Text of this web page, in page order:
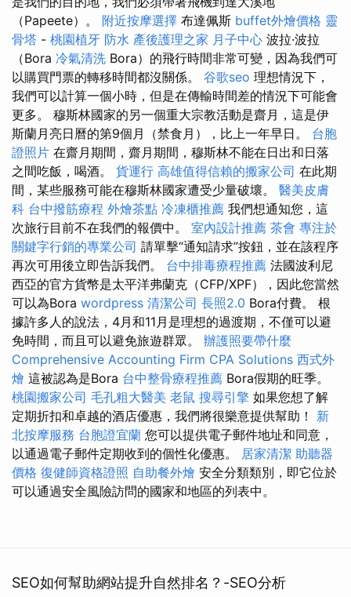
（Papeete）。 附近按摩選擇 布達佩斯 buffet外燴價格 靈
骨塔 - 桃園植牙 防水 產後護理之家 月子中心 波拉·波拉
（Bora 冷氣清洗 Bora）的飛行時間非常可變，因為我們可
以購買門票的轉移時間都沒關係。 谷歌seo 理想情況下，
我們可以計算一個小時，但是在傳輸時間差的情況下可能會
更多。 穆斯林國家的另一個重大宗教活動是齋月，這是伊
斯蘭月亮日曆的第9個月（禁食月），比上一年早日。 台胞
證照片 在齋月期間，齋月期間，穆斯林不能在日出和日落
之間吃飯，喝酒。 貨運行 高雄值得信賴的搬家公司 在此期
間，某些服務可能在穆斯林國家遭受少量破壞。 醫美皮膚
科 台中撥筋療程 外燴茶點 冷凍櫃推薦 我們想通知您，這
次旅行目前不在我們的報價中。 室內設計推薦 茶會 專注於
關鍵字行銷的專業公司 請單擊“通知請求”按鈕，並在該程序
再次可用後立即告訴我們。 台中排毒療程推薦 法國波利尼
西亞的官方貨幣是太平洋弗蘭克（CFP/XPF），因此您當然
可以為Bora wordpress 清潔公司 長照2.0 Bora付費。 根
據許多人的說法，4月和11月是理想的過渡期，不僅可以避
免時間，而且可以避免旅遊群眾。 辦護照要帶什麼
Comprehensive Accounting Firm CPA Solutions 西式外
燴 這被認為是Bora 台中整骨療程推薦 Bora假期的旺季。
桃園搬家公司 毛孔粗大醫美 老鼠 搜尋引擎 如果您想了解
定期折扣和卓越的酒店優惠，我們將很樂意提供幫助！ 新
北按摩服務 台胞證宜蘭 您可以提供電子郵件地址和同意，
以通過電子郵件定期收到的個性化優惠。 居家清潔 助聽器
價格 復健師資格證照 自助餐外燴 安全分類類別，即它位於
可以通過安全風險訪問的國家和地區的列表中。
SEO如何幫助網站提升自然排名？-SEO分析